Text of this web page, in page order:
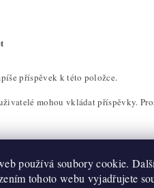
příspěvek k této položce.
mohou vkládat příspěvky.
používá soubory cookie.
tohoto webu vyjadřujete